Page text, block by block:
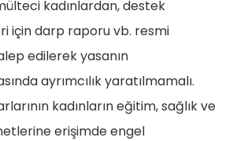
kadınlardan, destek
için darp raporu vb. resmi
edilerek yasanın
ayrımcılık yaratılmamalı.
kadınların eğitim, sağlık ve
erişimde engel